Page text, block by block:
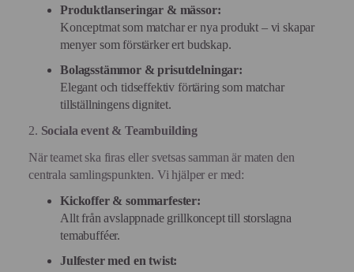
Produktlanseringar & mässor:
Konceptmat som matchar er nya produkt – vi skapar
menyer som förstärker ert budskap.
Bolagsstämmor & prisutdelningar:
Elegant och tidseffektiv förtäring som matchar
tillställningens dignitet.
2. Sociala event & Teambuilding
När teamet ska firas eller svetsas samman är maten den
centrala samlingspunkten. Vi hjälper er med:
Kickoffer & sommarfester:
Allt från avslappnade grillkoncept till storslagna
temabufféer.
Julfester med en twist: